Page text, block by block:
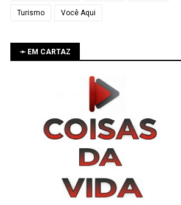
Turismo Você Aqui
➛ EM CARTAZ